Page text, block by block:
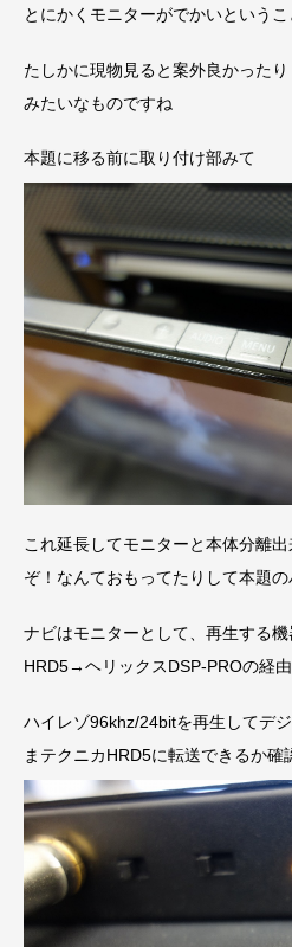
とにかくモニターがでかいという
たしかに現物見ると案外良かった
みたいなものですね
本題に移る前に取り付け部みて
これ延長してモニターと本体分離
ぞ！なんておもってたりして本題
ナビはモニターとして、再生する
HRD5→ヘリックスDSP-PROの経
ハイレゾ96khz/24bitを再生してデ
まテクニカHRD5に転送できるか確